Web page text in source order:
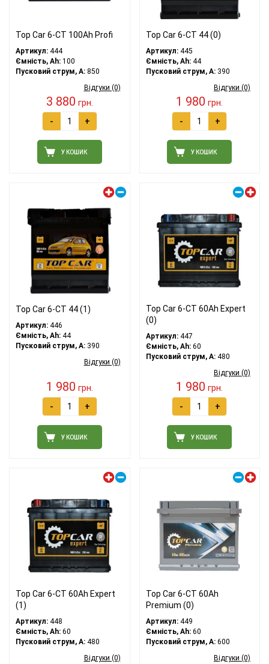
Top Car 6-CT 100Ah Profi
Артикул: 444
Ємність, Ah: 100
Пусковий струм, A: 850
Відгуки (0)
3 880 грн.
- +
У КОШИК
Top Car 6-CT 44 (0)
Артикул:445
Ємність, Ah:44
Пусковий струм, A:390
Відгуки (0)
1 980 грн.
- +
У КОШИК
Top Car 6-CT 44 (1)
Артикул: 446
Ємність, Ah: 44
Пусковий струм, A: 390
Відгуки (0)
1 980 грн.
- +
У КОШИК
Top Car 6-CT 60Ah Expert
(0)
Артикул:447
Ємність, Ah:60
Пусковий струм, A:480
Відгуки (0)
1 980 грн.
- +
У КОШИК
Top Car 6-CT 60Ah Expert
(1)
Артикул: 448
Ємність, Ah: 60
Пусковий струм, A: 480
Відгуки (0)
Top Car 6-CT 60Ah
Premium (0)
Артикул:449
Ємність, Ah:60
Пусковий струм, A:600
Відгуки (0)